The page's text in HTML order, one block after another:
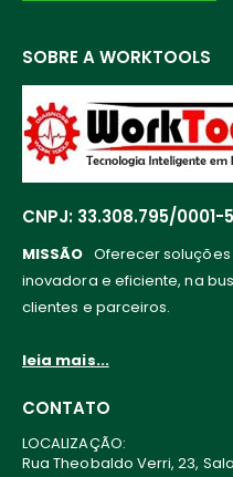
SOBRE A WORKTOOLS
CNPJ: 33.308.795/0001-
MISSÃO Oferecer
inovadora e eficiente, na
clientes e parceiros.
leia mais...
CONTATO
LOCALIZAÇÃO:
Rua Theobaldo Verri, 23,